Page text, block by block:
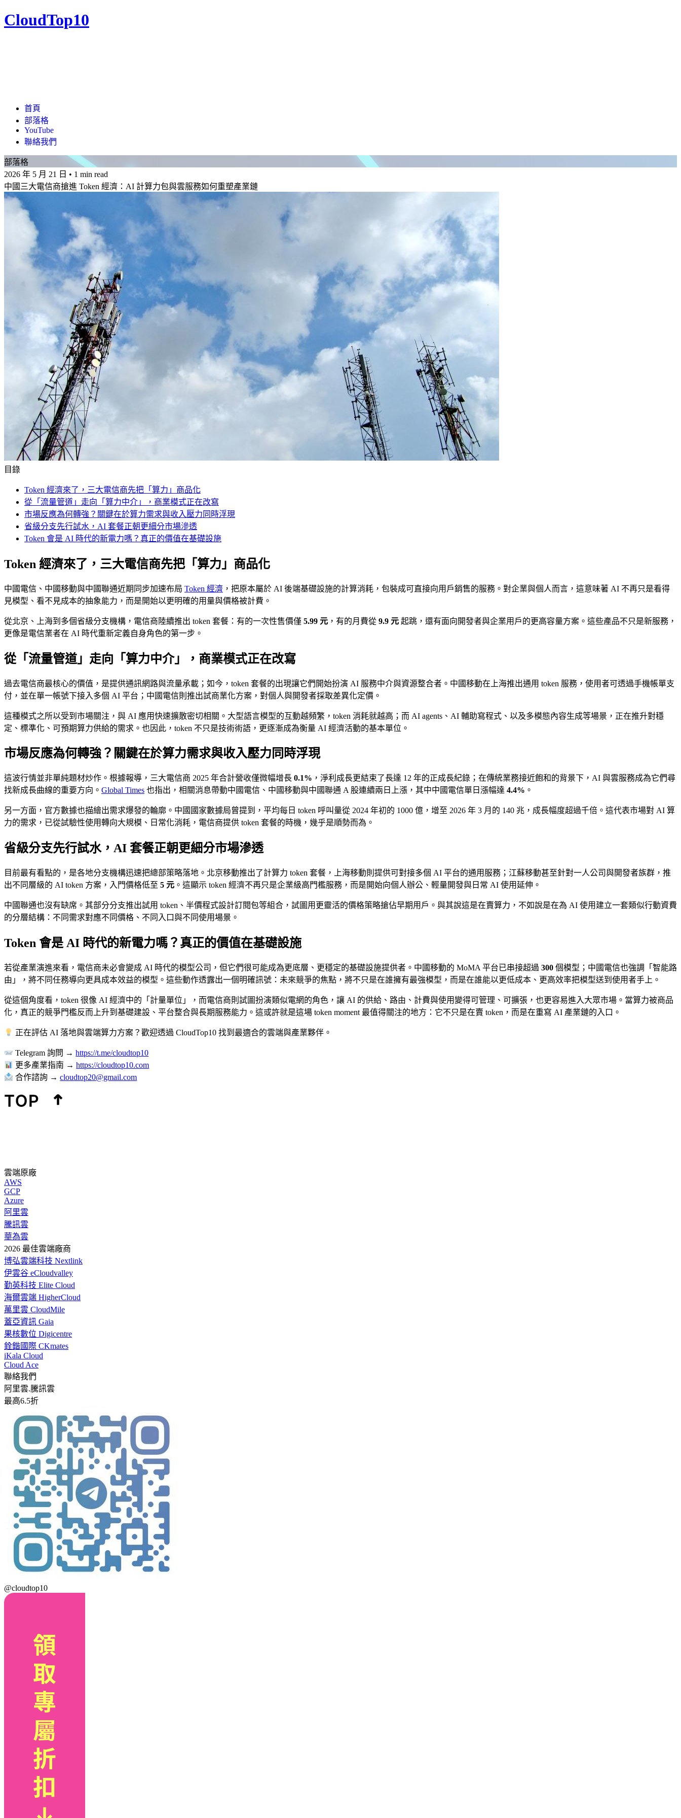
CloudTop10
首頁
部落格
YouTube
聯絡我們
部落格
2026 年 5 月 21 日 • 1 min read
中國三大電信商搶進 Token 經濟：AI 計算力包與雲服務如何重塑產業鏈
目錄
Token 經濟來了，三大電信商先把「算力」商品化
從「流量管道」走向「算力中介」，商業模式正在改寫
市場反應為何轉強？關鍵在於算力需求與收入壓力同時浮現
省級分支先行試水，AI 套餐正朝更細分市場滲透
Token 會是 AI 時代的新電力嗎？真正的價值在基礎設施
Token 經濟來了，三大電信商先把「算力」商品化
中國電信、中國移動與中國聯通近期同步加速布局 Token 經濟 ，把原本屬於 AI 後端基礎設施的計算消耗，包裝成可直接向用戶銷售的服務。對企業與個人而言，這意味著 AI 不再只是看得
見模型、看不見成本的抽象能力，而是開始以更明確的用量與價格被計費。
從北京、上海到多個省級分支機構，電信商陸續推出 token 套餐：有的一次性售價僅 5.99 元 ，有的月費從 9.9 元 起跳，還有面向開發者與企業用戶的更高容量方案。這些產品不只是新服務，
更像是電信業者在 AI 時代重新定義自身角色的第一步。
從「流量管道」走向「算力中介」，商業模式正在改寫
過去電信商最核心的價值，是提供通訊網路與流量承載；如今，token 套餐的出現讓它們開始扮演 AI 服務中介與資源整合者。中國移動在上海推出通用 token 服務，使用者可透過手機帳單支
付，並在單一帳號下接入多個 AI 平台；中國電信則推出試商業化方案，對個人與開發者採取差異化定價。
這種模式之所以受到市場關注，與 AI 應用快速擴散密切相關。大型語言模型的互動越頻繁，token 消耗就越高；而 AI agents、AI 輔助寫程式、以及多模態內容生成等場景，正在推升對穩
定、標準化、可預期算力供給的需求。也因此，token 不只是技術術語，更逐漸成為衡量 AI 經濟活動的基本單位。
市場反應為何轉強？關鍵在於算力需求與收入壓力同時浮現
這波行情並非單純題材炒作。根據報導，三大電信商 2025 年合計營收僅微幅增長 0.1% ，淨利成長更結束了長達 12 年的正成長紀錄；在傳統業務接近飽和的背景下，AI 與雲服務成為它們尋
找新成長曲線的重要方向。 Global Times 也指出，相關消息帶動中國電信、中國移動與中國聯通 A 股連續兩日上漲，其中中國電信單日漲幅達 4.4% 。
另一方面，官方數據也描繪出需求爆發的輪廓。中國國家數據局曾提到，平均每日 token 呼叫量從 2024 年初的 1000 億，增至 2026 年 3 月的 140 兆，成長幅度超過千倍。這代表市場對 AI 算
力的需求，已從試驗性使用轉向大規模、日常化消耗，電信商提供 token 套餐的時機，幾乎是順勢而為。
省級分支先行試水，AI 套餐正朝更細分市場滲透
目前最有看點的，是各地分支機構迅速把總部策略落地。北京移動推出了計算力 token 套餐，上海移動則提供可對接多個 AI 平台的通用服務；江蘇移動甚至針對一人公司與開發者族群，推
出不同層級的 AI token 方案，入門價格低至 5 元 。這顯示 token 經濟不再只是企業級高門檻服務，而是開始向個人辦公、輕量開發與日常 AI 使用延伸。
中國聯通也沒有缺席。其部分分支推出試用 token、半價程式設計訂閱包等組合，試圖用更靈活的價格策略搶佔早期用戶。與其說這是在賣算力，不如說是在為 AI 使用建立一套類似行動資費
的分層結構：不同需求對應不同價格、不同入口與不同使用場景。
Token 會是 AI 時代的新電力嗎？真正的價值在基礎設施
若從產業演進來看，電信商未必會變成 AI 時代的模型公司，但它們很可能成為更底層、更穩定的基礎設施提供者。中國移動的 MoMA 平台已串接超過 300 個模型；中國電信也強調「智能路
由」，將不同任務導向更具成本效益的模型。這些動作透露出一個明確訊號：未來競爭的焦點，將不只是在誰擁有最強模型，而是在誰能以更低成本、更高效率把模型送到使用者手上。
從這個角度看，token 很像 AI 經濟中的「計量單位」，而電信商則試圖扮演類似電網的角色，讓 AI 的供給、路由、計費與使用變得可管理、可擴張，也更容易進入大眾市場。當算力被商品
化，真正的競爭門檻反而上升到基礎建設、平台整合與長期服務能力。這或許就是這場 token moment 最值得關注的地方：它不只是在賣 token，而是在重寫 AI 產業鏈的入口。
正在評估 AI 落地與雲端算力方案？歡迎透過 CloudTop10 找到最適合的雲端與產業夥伴。
Telegram 詢問 →https://t.me/cloudtop10
更多產業指南 →https://cloudtop10.com
合作諮詢 →cloudtop20@gmail.com
雲端原廠
AWS
GCP
Azure
阿里雲
騰訊雲
華為雲
2026 最佳雲端廠商
博弘雲端科技 Nextlink
伊雲谷 eCloudvalley
勤英科技 Elite Cloud
海爾雲端 HigherCloud
萬里雲 CloudMile
蓋亞資訊 Gaia
果核數位 Digicentre
銓鍇國際 CKmates
iKala Cloud
Cloud Ace
聯絡我們
阿里雲.騰訊雲
最高6.5折
@cloudtop10